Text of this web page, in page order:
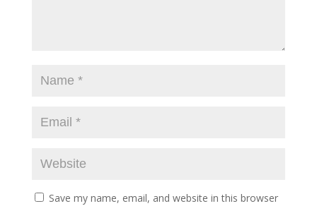
Save my name, email, and website in this browser